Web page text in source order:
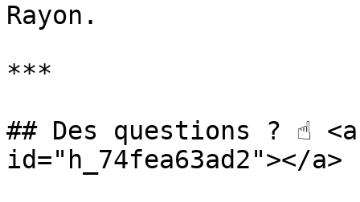
Rayon.
***
## Des questions ? ☝️
id="h_74fea63ad2"></a>